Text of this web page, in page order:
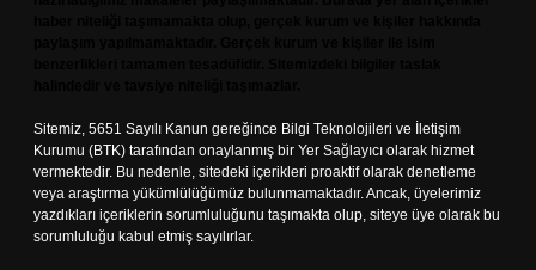
Sitemiz, 5651 Sayılı Kanun gereğince Bilgi Teknolojileri ve İletişim
Kurumu (BTK) tarafından onaylanmış bir Yer Sağlayıcı olarak hizmet
vermektedir. Bu nedenle, sitedeki içerikleri proaktif olarak denetleme
veya araştırma yükümlülüğümüz bulunmamaktadır. Ancak, üyelerimiz
yazdıkları içeriklerin sorumluluğunu taşımakta olup, siteye üye olarak bu
sorumluluğu kabul etmiş sayılırlar.